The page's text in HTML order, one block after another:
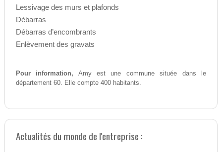
Lessivage des murs et plafonds
Débarras
Débarras d’encombrants
Enlèvement des gravats
Pour information, Amy est une commune située dans le
département 60. Elle compte 400 habitants.
Actualités du monde de l'entreprise :